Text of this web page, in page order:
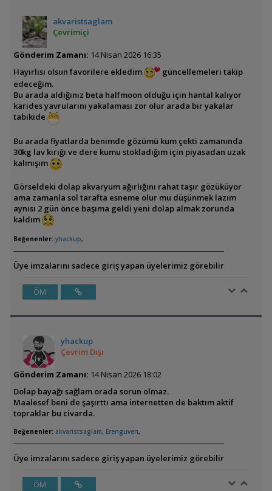
akvaristsaglam
Çevrimiçi
Gönderim Zamanı: 14 Nisan 2026 16:35
Hayırlısı olsun favorilere ekledim
güncellemeleri takip
edeceğim.
Bu arada aldığınız beta halfmoon olduğu için hantal kalıyor
karides yavrularını yakalaması zor olur arada bir yakalar
tabikide
Bu arada fiyatlarda benimde gözümü kum çekti zamanında
30kg lav kırığı ve dere kumu stokladığım için piyasadan uzak
kalmışım
Görseldeki dolap akvaryum ağırlığını rahat taşır gözüküyor
ama zamanla sol tarafta esneme olur mu düşünmek lazım
aynısı 2 gün önce başıma geldi yeni dolap almak zorunda
kaldım
Beğenenler: yhackup,
Üye imzalarını sadece giriş yapan üyelerimiz görebilir
ÖM
yhackup
Çevrim Dışı
Gönderim Zamanı: 14 Nisan 2026 18:02
Dolap bayağı sağlam orada sorun olmaz.
Maalesef beni de şaşırttı ama internetten de baktım aktif
topraklar bu civarda.
Beğenenler: akvaristsaglam, Erenguven,
Üye imzalarını sadece giriş yapan üyelerimiz görebilir
ÖM